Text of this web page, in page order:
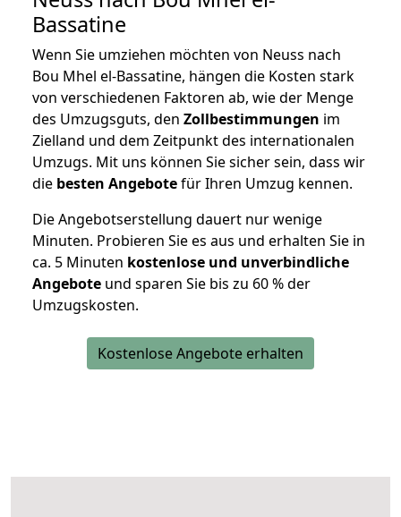
Bassatine
Wenn Sie umziehen möchten von Neuss nach
Bou Mhel el-Bassatine, hängen die Kosten stark
von verschiedenen Faktoren ab, wie der Menge
des Umzugsguts, den Zollbestimmungen im
Zielland und dem Zeitpunkt des internationalen
Umzugs. Mit uns können Sie sicher sein, dass wir
die besten Angebotefür Ihren Umzug kennen.
Die Angebotserstellung dauert nur wenige
Minuten. Probieren Sie es aus und erhalten Sie in
ca. 5 Minuten kostenlose und unverbindliche
Angebote und sparen Sie bis zu 60 % der
Umzugskosten.
Kostenlose Angebote erhalten